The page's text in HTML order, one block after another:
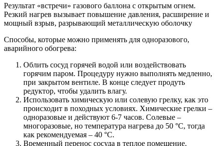
Результат «встречи» газового баллона с открытым огнем.
Резкий нагрев вызывает повышение давления, расширение и
мощный взрыв, разрывающий металлическую оболочку
Способы, которые можно применять для одноразового,
аварийного обогрева:
Облить сосуд горячей водой или воздействовать
горячим паром. Процедуру нужно выполнять медленно,
при закрытом вентиле. В конце следует продуть
редуктор, чтобы удалить влагу.
Использовать химическую или солевую грелку, как это
происходит в походных условиях. Химические грелки –
одноразовые и действуют 6-7 часов. Солевые –
многоразовые, но температура нагрева до 50 °С, тогда
как рекомендуемая – 40 °С.
Временный перенос сосуда в теплое помещение.